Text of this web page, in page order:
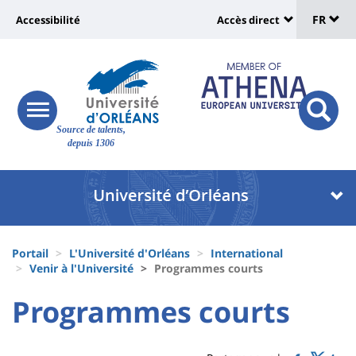
Site
Source de talents,
depuis 1306
Université
Recherche
responsive
menu
button
Université
vers
page
accessibilité
Accessibilité
:
Shortcut
links
Accès direct
de
FR
Université
Block
liste
composantes
d'Ariane
Portail L'Université d'Orléans
International
Venir à l'Université
Programmes courts
University
University
Titre
Programmes courts